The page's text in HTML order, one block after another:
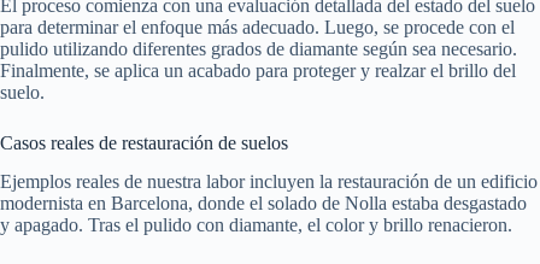
El proceso comienza con una evaluación detallada del estado del suelo
para determinar el enfoque más adecuado. Luego, se procede con el
pulido utilizando diferentes grados de diamante según sea necesario.
Finalmente, se aplica un acabado para proteger y realzar el brillo del
suelo.
Casos reales de restauración de suelos
Ejemplos reales de nuestra labor incluyen la restauración de un edificio
modernista en Barcelona, donde el solado de Nolla estaba desgastado
y apagado. Tras el pulido con diamante, el color y brillo renacieron.